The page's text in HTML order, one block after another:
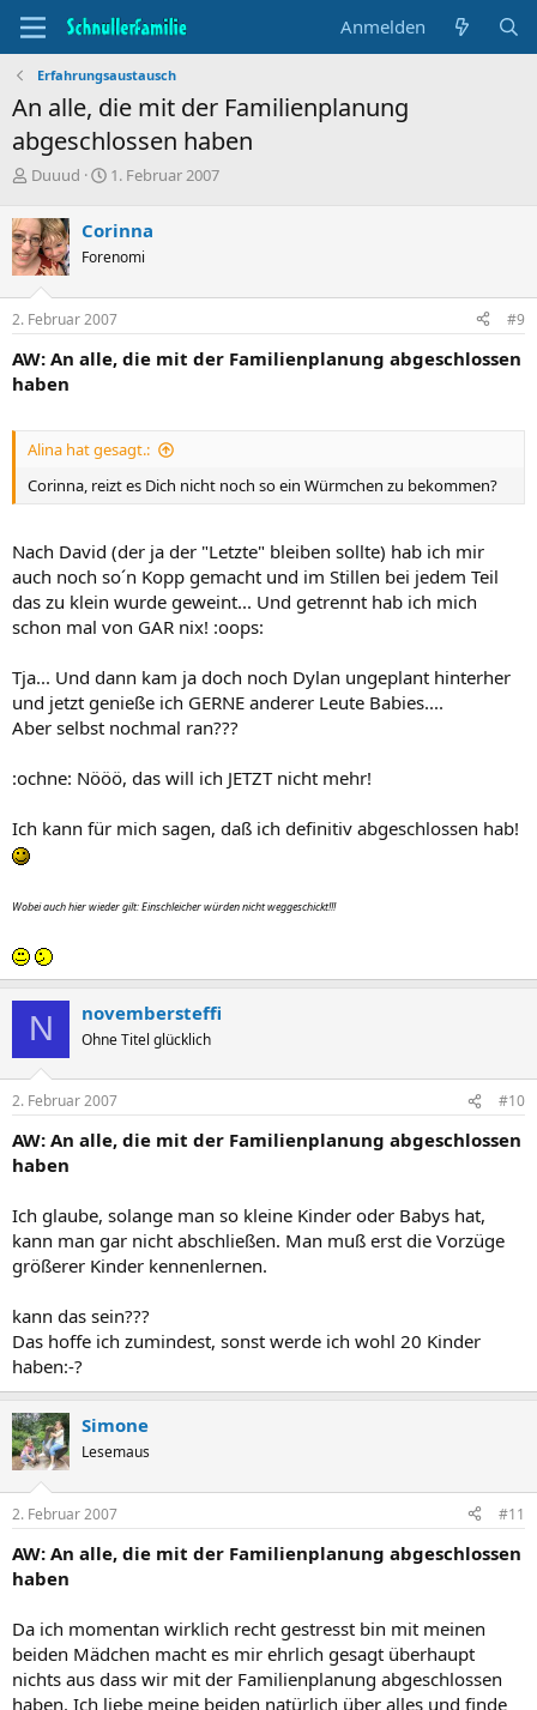
Anmelden
Erfahrungsaustausch
An alle, die mit der Familienplanung
abgeschlossen haben
T
e
m
e
n
s
t
r
t
r
Duuud
B
n
d
a
u
1. Februar 2007
Corinna
Forenomi
2. Februar 2007 #9
AW: An alle, die mit der Familienplanung abgeschlossen
haben
Alina hat gesagt.:
Corinna, reizt es Dich nicht noch so ein Würmchen zu bekommen?
Nach David (der ja der "Letzte" bleiben sollte) hab ich mir
auch noch so´n Kopp gemacht und im Stillen bei jedem Teil
das zu klein wurde geweint... Und getrennt hab ich mich
schon mal von GAR nix! :oops:
Tja... Und dann kam ja doch noch Dylan ungeplant hinterher
und jetzt genieße ich GERNE anderer Leute Babies....
Aber selbst nochmal ran???
:ochne: Nööö, das will ich JETZT nicht mehr!
Ich kann für mich sagen, daß ich definitiv abgeschlossen hab!
Wobei auch hier wieder gilt: Einschleicher würden nicht weggeschickt!!!
N novembersteffi
Ohne Titel glücklich
2. Februar 2007 #10
AW: An alle, die mit der Familienplanung abgeschlossen
haben
Ich glaube, solange man so kleine Kinder oder Babys hat,
kann man gar nicht abschließen. Man muß erst die Vorzüge
größerer Kinder kennenlernen.
kann das sein???
Das hoffe ich zumindest, sonst werde ich wohl 20 Kinder
haben:-?
Simone
Lesemaus
2. Februar 2007 #11
AW: An alle, die mit der Familienplanung abgeschlossen
haben
Da ich momentan wirklich recht gestresst bin mit meinen
beiden Mädchen macht es mir ehrlich gesagt überhaupt
nichts aus dass wir mit der Familienplanung abgeschlossen
haben. Ich liebe meine beiden natürlich über alles und finde